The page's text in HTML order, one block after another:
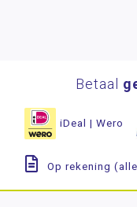
Betaal
iDeal | Wero
Op rekening